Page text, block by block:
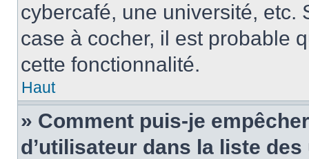
cybercafé, une université, etc.
case à cocher, il est probable
cette fonctionnalité.
Haut
» Comment puis-je
d’utilisateur dans la liste